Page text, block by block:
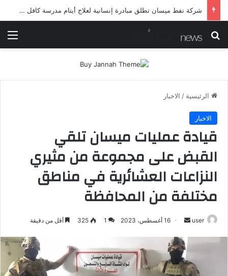
شرطة ميسان تلقي القبض على مطلقي العيارات النارية أثناء تشييع جنائزي في العمارة
بحث عن
الرئيسية / الاخبار
الاخبار
قيادة عمليات ميسان تلقي
القبض على مجموعة من مثيري
النزاعات العشائرية في مناطق
مختلفة من المحافظة
user
أرسل
إلكترونيا
16 أغسطس، 2023 1
325 أقل من دقيقة